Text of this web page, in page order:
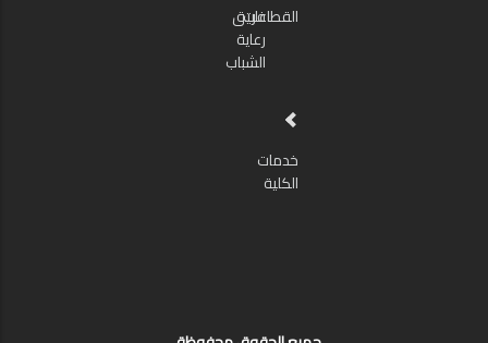
القطاعات
فريق
رعاية
الشباب
خدمات
الكلية